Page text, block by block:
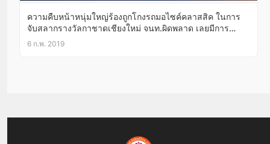
ความคืบหน้าหนุ่มใหญ่ร้องถูกโกงรถมอไซค์คลาสสิค ในการ
จับสลากรางวัลกาชาดเชียงใหม่ จนท.ผิดพลาด เลยมีการ
เข้าใจผิดกัน
6 ก.พ. 2019